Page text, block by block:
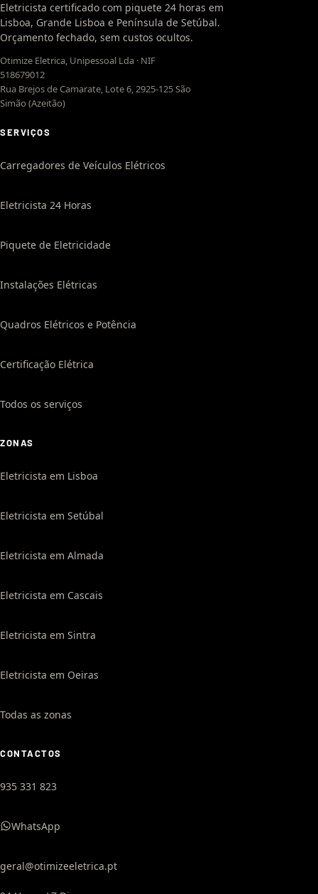
Eletricista certificado com piquete 24 horas em
Lisboa, Grande Lisboa e Península de Setúbal.
Orçamento fechado, sem custos ocultos.
Otimize Eletrica, Unipessoal Lda · NIF
518679012
Rua Brejos de Camarate, Lote 6, 2925-125 São
Simão (Azeitão)
SERVIÇOS
Carregadores de Veículos Elétricos
Eletricista 24 Horas
Piquete de Eletricidade
Instalações Elétricas
Quadros Elétricos e Potência
Certificação Elétrica
Todos os serviços
ZONAS
Eletricista em Lisboa
Eletricista em Setúbal
Eletricista em Almada
Eletricista em Cascais
Eletricista em Sintra
Eletricista em Oeiras
Todas as zonas
CONTACTOS
935 331 823
WhatsApp
geral@otimizeeletrica.pt